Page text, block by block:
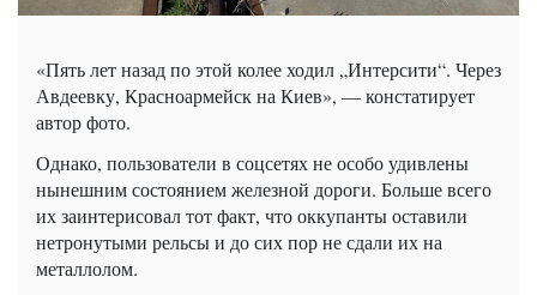
«Пять лет назад по этой колее ходил „Интерсити“. Через
Авдеевку, Красноармейск на Киев», — констатирует
автор фото.
Однако, пользователи в соцсетях не особо удивлены
нынешним состоянием железной дороги. Больше всего
их заинтерисовал тот факт, что оккупанты оставили
нетронутыми рельсы и до сих пор не сдали их на
металлолом.